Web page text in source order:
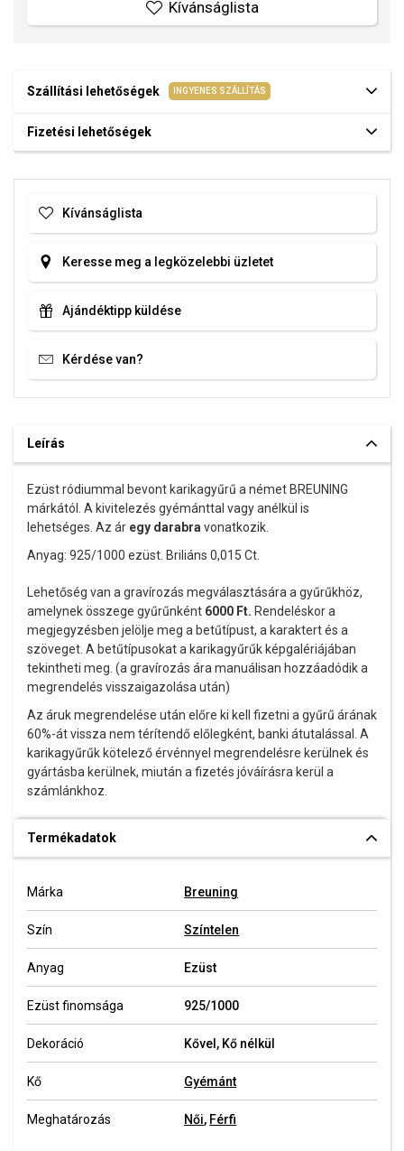
Kívánságlista
Szállítási lehetőségek INGYENES SZÁLLÍTÁS
Fizetési lehetőségek
Kívánságlista
Keresse meg a legközelebbi üzletet
Ajándéktipp küldése
Kérdése van?
Leírás
Ezüst ródiummal bevont karikagyűrű a német BREUNING
márkától. A kivitelezés gyémánttal vagy anélkül is
lehetséges. Az ár egy darabra vonatkozik.
Anyag: 925/1000 ezüst. Briliáns 0,015 Ct.
Lehetőség van a gravírozás megválasztására a gyűrűkhöz,
amelynek összege gyűrűnként 6000 Ft. Rendeléskor a
megjegyzésben jelölje meg a betűtípust, a karaktert és a
szöveget. A betűtípusokat a karikagyűrűk képgalériájában
tekintheti meg. (a gravírozás ára manuálisan hozzáadódik a
megrendelés visszaigazolása után)
Az áruk megrendelése után előre ki kell fizetni a gyűrű árának
60%-át vissza nem térítendő előlegként, banki átutalással. A
karikagyűrűk kötelező érvénnyel megrendelésre kerülnek és
gyártásba kerülnek, miután a fizetés jóváírásra kerül a
számlánkhoz.
Termékadatok
Márka Breuning
Szín Színtelen
Anyag Ezüst
Ezüst finomsága 925/1000
Dekoráció Kővel, Kő nélkül
Kő Gyémánt
Meghatározás Női, Férfi